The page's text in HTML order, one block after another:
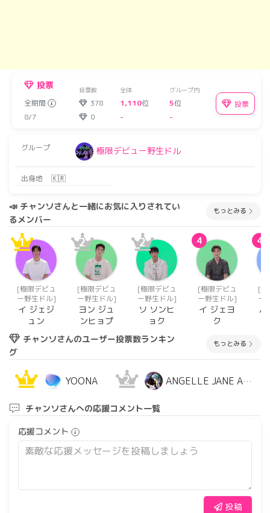
投票 投票数 全体 グループ内
全期間 378 1,110位 5位
8/7
0 - -
投票
グループ 極限デビュー野生ドル
出身地 🇰🇷
📣 チャンソさんと一緒にお気に入りされてい
るメンバー
もっとみる
1
[極限デビュ
ー野生ドル]
イ ジェジ
ュン
2
[極限デビュ
ー野生ドル]
ヨン ジュ
ンヒョプ
2
[極限デビュ
ー野生ドル]
ソ ソンヒ
ョク
4
[極限デビュ
ー野生ドル]
イ ジェヨ
ク
4
[極
ー
バ
チャンソさんのユーザー投票数ランキン
グ
もっとみる
1 YOONA 2 ANGELLE JANE
チャンソさんへの応援コメント一覧
応援コメント
投稿